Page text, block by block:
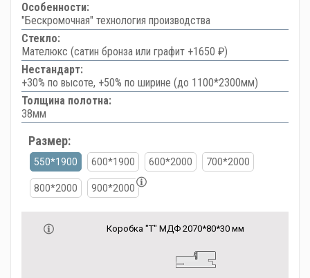
Особенности:
"Бескромочная" технология производства
Стекло:
Мателюкс (сатин бронза или графит +1650 ₽)
Нестандарт:
+30% по высоте, +50% по ширине (до 1100*2300мм)
Толщина полотна:
38мм
Размер:
550*1900 600*1900 600*2000 700*2000
800*2000 900*2000
Коробка "Т" МДФ 2070*80*30 мм